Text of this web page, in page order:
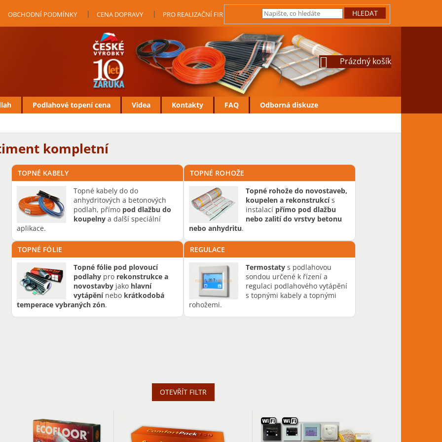
OBCHODNÍ PODMÍNKY CENA DOPRAVY PRO REALIZAČNÍ FIRMY JAK REKLAMOVAT VRÁCENÍ ZBOŽÍ
HLEDAT
NÁKUPNÍ
KOŠÍK
Prázdný košík
Podlahové topení cena Videa Kontakty FAQ
Odborná diskuze
kompletní
TOPNÉ KABELY
Topné kabely do do
anhydritových a betonových
podlah, přímo pod dlažbu do
koupelnya další speciální
aplikace.
TOPNÉ ROHOŽE
Topné rohože do novostaveb,
koupelen a rekonstrukcís
instalací přímo pod dlažbu
nebo zalití do vrstvy betonu
nebo anhydritu.
TOPNÉ FÓLIE
Topné fólie pod plovoucí
podlahypro rekonstrukce a
novostavbyjako hlavní
vytápěnínebo krátkodobá
temperace vybraných zón.
REGULACE
Termostatys podlahovou
sondou určené k řízení a
regulaci podlahového vytápění
s topnými kabely a topnými
rohožemi.
OTEVŘÍT FILTR